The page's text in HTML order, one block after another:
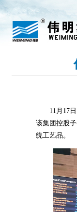
11月17
该集团控股
统工艺品。